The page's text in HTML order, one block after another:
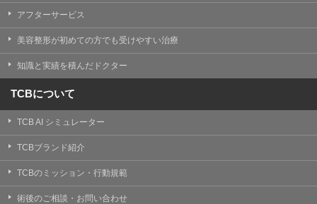
Cookieは、一般的にインターネット閲覧を行う際、又は
の閲覧情報を記憶させておく機能です。
TCBグループでは、Cookie及び類似技術を使用して収集
した情報を利用することにより、WEBサイトの利用状況
を分析し、パフォーマンス改善や、WEBサイトを通じて
提供するサービスの向上・改善のため、Cookieを使用す
ることがあります。ご使用のブラウザによりCookieを無
効とすることが可能です。ただし、Cookieを無効にした
場合、WEBサイト上のサービスの全部または一部のペー
ジが正しく表示されなくなる場合がありますのでご留意
ください。
【アクセスログについて】
TCBグループが運営するWEBサイトでは、アクセスログ
として患者様の履歴情報をサーバ上に記録しています。
アフターサービス
美容整形が初めての方でも受けやすい治療
知識と実績を積んだドクター
TCBについて
TCB AI シミュレーター
TCBブランド紹介
TCBのミッション・行動規範
術後のご相談・お問い合わせ